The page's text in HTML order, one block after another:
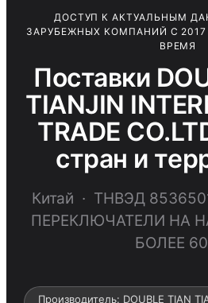
ДОСТУП К АКТУАЛЬНЫМ
ЗАРУБЕЖНЫХ КОМПАНИЙ С
ВРЕМЯ
Поставки
TIANJIN
TRADE
стран и
Китай · ТНВЭД
ПЕРЕКЛЮЧАТЕЛИ НА
БОЛЕЕ
Производитель: DOUBLE TIAN